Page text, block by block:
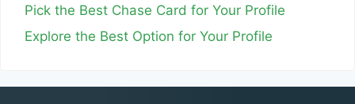
Pick the Best Chase Card for Your Profile
Explore the Best Option for Your Profile